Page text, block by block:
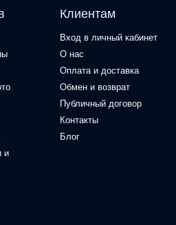
и
Клиентам
Вход в личный кабинет
О нас
Оплата и доставка
Обмен и возврат
Публичный договор
Контакты
Блог